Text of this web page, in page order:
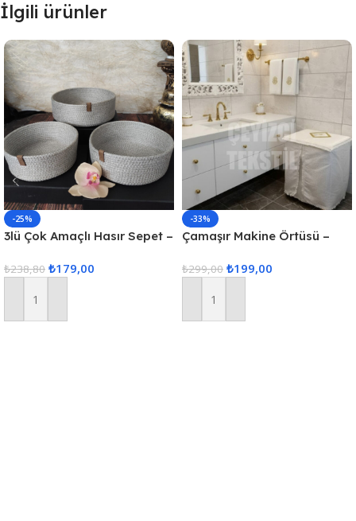
İlgili ürünler
-25%
3lü Çok Amaçlı Hasır Sepet –
₺238,80 ₺179,00
Sepete Ekle
-33%
Çamaşır Makine Örtüsü –
₺299,00 ₺199,00
Sepete Ekle